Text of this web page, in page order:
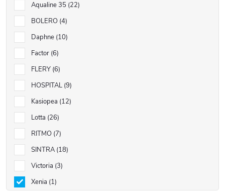
Aqualine 35 22
BOLERO 4
Daphne 10
Factor 6
FLERY 6
HOSPITAL 9
Kasiopea 12
Lotta 26
RITMO 7
SINTRA 18
Victoria 3
Xenia 1